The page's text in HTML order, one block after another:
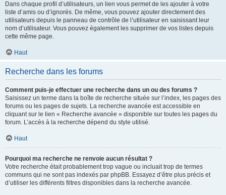
Dans chaque profil d’utilisateurs, un lien vous permet de les ajouter à votre
liste d’amis ou d’ignorés. De même, vous pouvez ajouter directement des
utilisateurs depuis le panneau de contrôle de l’utilisateur en saisissant leur
nom d’utilisateur. Vous pouvez également les supprimer de vos listes depuis
cette même page.
Haut
Recherche dans les forums
Comment puis-je effectuer une recherche dans un ou des forums ?
Saisissez un terme dans la boîte de recherche située sur l’index, les pages des
forums ou les pages de sujets. La recherche avancée est accessible en
cliquant sur le lien « Recherche avancée » disponible sur toutes les pages du
forum. L’accès à la recherche dépend du style utilisé.
Haut
Pourquoi ma recherche ne renvoie aucun résultat ?
Votre recherche était probablement trop vague ou incluait trop de termes
communs qui ne sont pas indexés par phpBB. Essayez d’être plus précis et
d’utiliser les différents filtres disponibles dans la recherche avancée.